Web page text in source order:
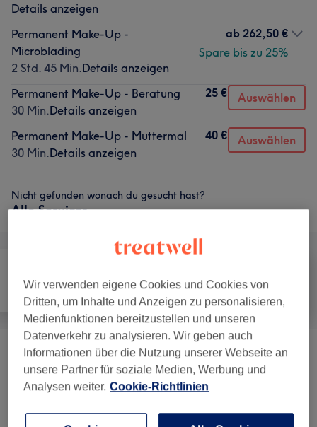
Details anzeigen
Permanent Make-Up -
Microblading
2 Std. 45 Min.Details anzeigen
ab 262,50 €
Spare bis zu 25%
Permanent Make-Up - Beratung
30 Min.Details anzeigen
25 € Auswählen
Permanent Make-Up - Muttermal
30 Min.Details anzeigen
40 € Auswählen
Nicht gefunden wonach du gesucht hast?
Alle Services
Alle Haarentfernung Gesicht
Tattoo (1) ab 50 €
Gesichtsbehandlungen (10)
Wir verwenden eigene Cookies und Cookies von
Dritten, um Inhalte und Anzeigen zu personalisieren,
Medienfunktionen bereitzustellen und unseren
Datenverkehr zu analysieren. Wir geben auch
Informationen über die Nutzung unserer Webseite an
unsere Partner für soziale Medien, Werbung und
Analysen weiter. Cookie-Richtlinien